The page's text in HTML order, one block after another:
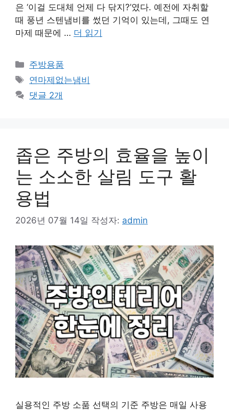
은 ‘이걸 도대체 언제 다 닦지?’였다. 예전에 자취할
때 풍년 스텐냄비를 썼던 기억이 있는데, 그때도 연
마제 때문에 … 더 읽기
카
테
리
주방용품
태
그
연마제없는냄비
댓글 2개
좁은 주방의 효율을 높이
는 소소한 살림 도구 활
용법
2026년 07월 14일 작성자: admin
실용적인 주방 소품 선택의 기준 주방은 매일 사용